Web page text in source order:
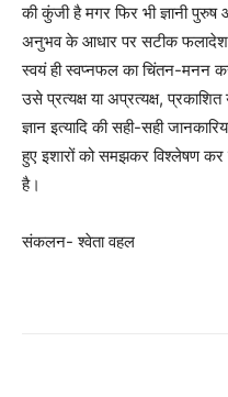
की कुंजी है मगर फिर भी ज्ञानी पुरुष
अनुभव के आधार पर सटीक फलादेश
स्वयं ही स्वप्नफल का चिंतन-मनन
उसे प्रत्यक्ष या अप्रत्यक्ष, प्रकाशित
ज्ञान इत्यादि की सही-सही
हुए इशारों को समझकर विश्लेषण
है।
संकलन- श्वेता वहल